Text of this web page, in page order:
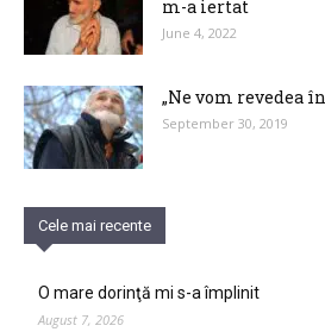
m-a iertat
June 4, 2022
„Ne vom revedea
September 30, 2019
Cele mai recente
O mare dorinţă mi s-a împlinit
August 7, 2026